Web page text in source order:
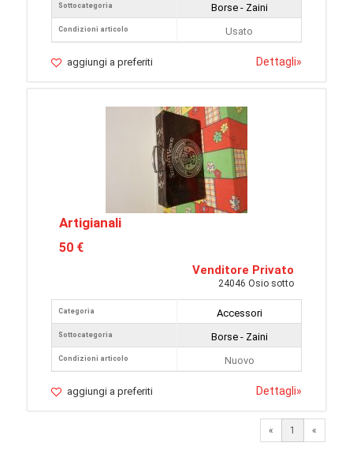
Sottocategoria
Condizioni articolo
Borse - Zaini
Usato
aggiungi a preferiti Dettagli»
Artigianali
50 €
Venditore Privato
24046 Osio sotto
Categoria
Sottocategoria
Condizioni articolo
Accessori
Borse - Zaini
Nuovo
aggiungi a preferiti Dettagli»
« 1 «